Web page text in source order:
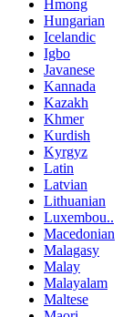
Hmong
Hungarian
Icelandic
Igbo
Javanese
Kannada
Kazakh
Khmer
Kurdish
Kyrgyz
Latin
Latvian
Lithuanian
Luxembou..
Macedonian
Malagasy
Malay
Malayalam
Maltese